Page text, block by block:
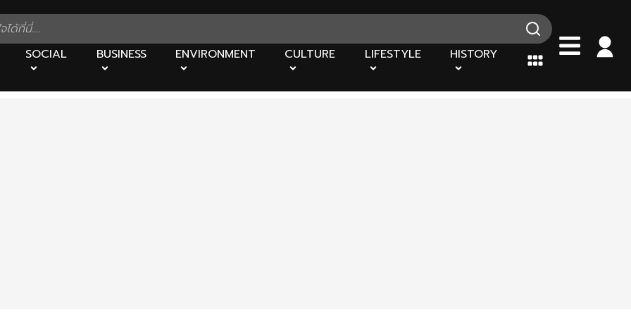
SOCIAL BUSINESS ENVIRONMENT CULTURE LIFESTYLE HISTORY